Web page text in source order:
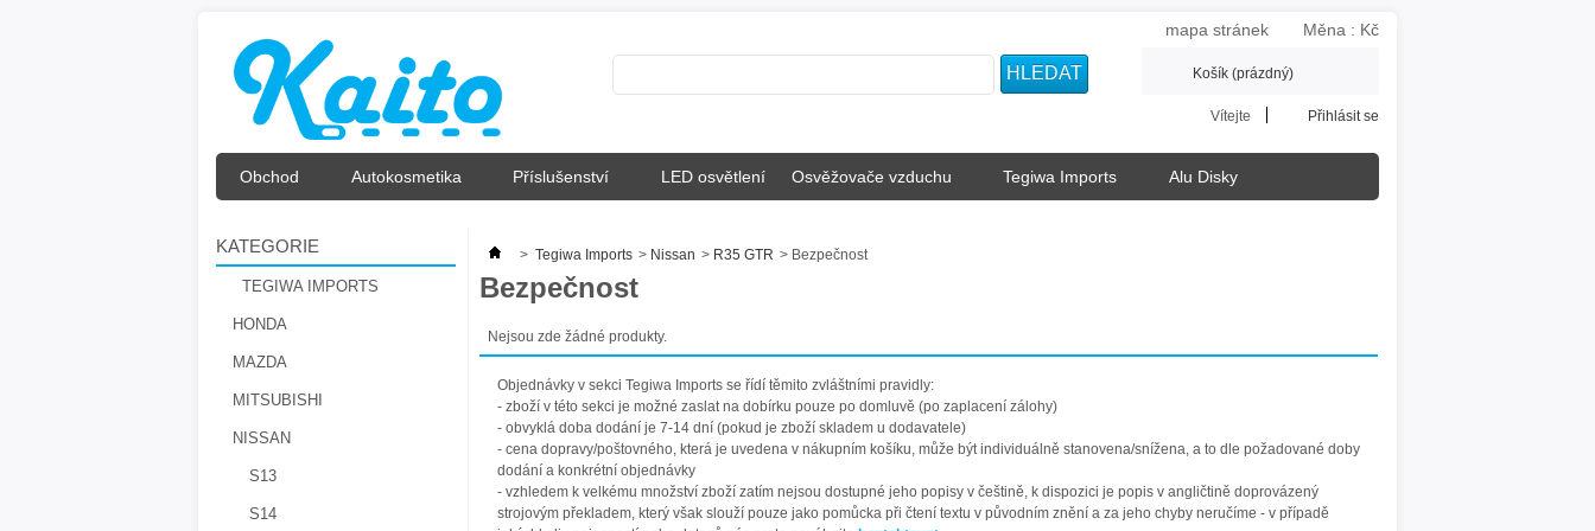
Měna : Kč
mapa stránek
Košík (prázdný)
Vítejte Přihlásit se
Obchod Autokosmetika Příslušenství LED osvětlení Osvěžovače vzduchu Tegiwa Imports Alu Disky
KATEGORIE
TEGIWA IMPORTS
HONDA
MAZDA
MITSUBISHI
NISSAN
S13
S14
> Tegiwa Imports > Nissan > R35 GTR > Bezpečnost
Bezpečnost
Nejsou zde žádné produkty.
Objednávky v sekci Tegiwa Imports se řídí těmito zvláštními pravidly:
- zboží v této sekci je možné zaslat na dobírku pouze po domluvě (po zaplacení zálohy)
- obvyklá doba dodání je 7-14 dní (pokud je zboží skladem u dodavatele)
- cena dopravy/poštovného, která je uvedena v nákupním košíku, může být individuálně stanovena/snížena, a to dle požadované doby
dodání a konkrétní objednávky
- vzhledem k velkému množství zboží zatím nejsou dostupné jeho popisy v češtině, k dispozici je popis v angličtině doprovázený
strojovým překladem, který však slouží pouze jako pomůcka při čtení textu v původním znění a za jeho chyby neručíme - v případě